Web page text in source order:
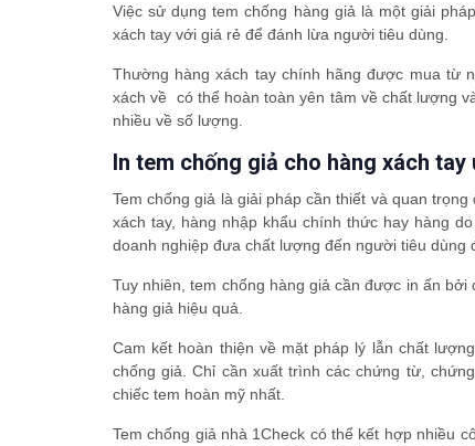
Việc sử dụng tem chống hàng giả là một giải
xách tay với giá rẻ để đánh lừa người tiêu dùng.
Thường hàng xách tay chính hãng được mua từ
xách về có thể hoàn toàn yên tâm về chất lượng
nhiều về số lượng.
In tem chống giả cho hàng xách
Tem chống giả là giải pháp cần thiết và quan
xách tay, hàng nhập khẩu chính thức hay hàng
doanh nghiệp đưa chất lượng đến người tiêu dùng
Tuy nhiên, tem chống hàng giả cần được in ấn
hàng giả hiệu quả.
Cam kết hoàn thiện về mặt pháp lý lẫn chất
chống giả. Chỉ cần xuất trình các chứng từ,
chiếc tem hoàn mỹ nhất.
Tem chống giả nhà 1Check có thể kết hợp nhiều